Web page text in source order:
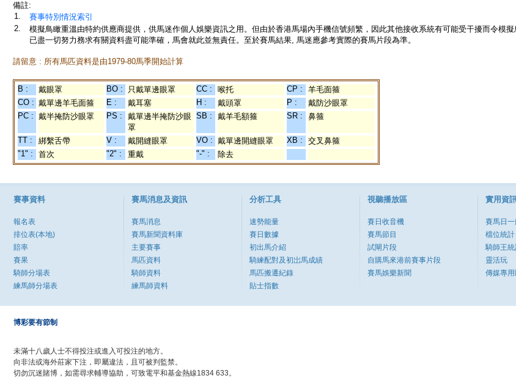
備註:
1.
賽事特別情況索引
2.
模擬鳥瞰重溫由特約供應商提供，供馬迷作個人娛樂資訊之用。但由於香港馬場內手機信號頻繁，因此其他接收系統有可能受干擾而令模
已盡一切努力務求有關資料盡可能準確，馬會就此並無責任。至於賽馬結果, 馬迷應參考實際的賽馬片段為準。
請留意 : 所有馬匹資料是由1979-80馬季開始計算
B : 戴眼罩 BO : 只戴單邊眼罩 CC : 喉托 CP :
羊毛面箍
CO : 戴單邊羊毛面箍 E : 戴耳塞 H : 戴頭罩 P :
戴防沙眼罩
PC : 戴半掩防沙眼罩 PS :
戴單邊半掩防沙眼
罩
SB : 戴羊毛額箍 SR : 鼻箍
TT : 綁繫舌帶 V : 戴開縫眼罩 VO : 戴單邊開縫眼罩 XB :
交叉鼻箍
"1" :
首次 "2" : 重戴 "-" : 除去
賽事資料
報名表
排位表(本地)
賠率
賽果
騎師分場表
練馬師分場表
賽馬消息及資訊
賽馬消息
賽馬新聞資料庫
主要賽事
馬匹資料
騎師資料
練馬師資料
分析工具
速勢能量
賽日數據
初出馬介紹
騎練配對及初岀馬成績
馬匹搬遷紀錄
貼士指數
視聽播放區
賽日收音機
賽馬節目
試閘片段
自購馬來港前賽事片段
賽馬娛樂新聞
實用資
賽馬日
檔位統計
騎師王
靈活玩
傳媒專用
博彩要有節制
未滿十八歲人士不得投注或進入可投注的地方。
向非法或海外莊家下注，即屬違法，且可被判監禁。
切勿沉迷賭博，如需尋求輔導協助，可致電平和基金熱線1834 633。